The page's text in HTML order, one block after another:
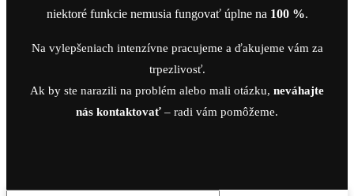
niektoré funkcie nemusia fungovať úplne na 100 %.
Na vylepšeniach intenzívne pracujeme a ďakujeme vám za
trpezlivosť.
Ak by ste narazili na problém alebo mali otázku, neváhajte
nás kontaktovať – radi vám pomôžeme.